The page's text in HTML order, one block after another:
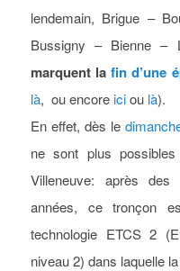
lendemain, Brigue –
Bussigny – Bienne –
marquent lafin d’une
là, ou encoreiciou là).
En effet, dès le
ne sont plus
Villeneuve: après
années, ce tronçon
technologie ETCS 2
niveau 2) dans laquelle